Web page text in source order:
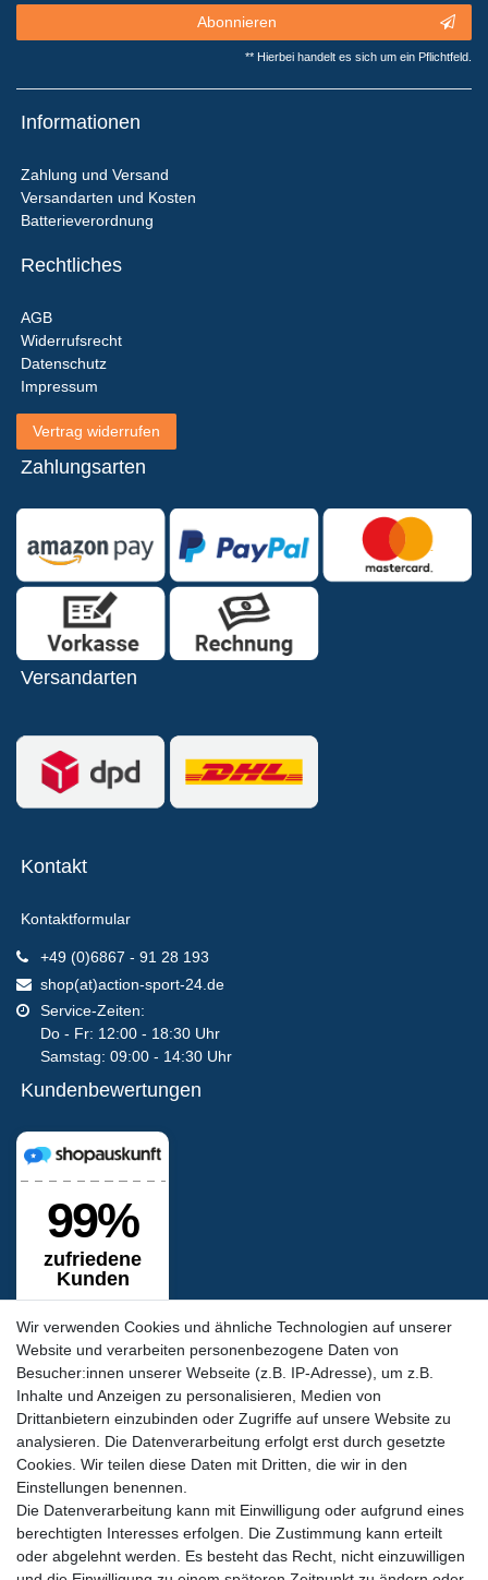
Wir verwenden Cookies und ähnliche Technologien auf unserer
Website und verarbeiten personenbezogene Daten von
Besucher:innen unserer Webseite (z.B. IP-Adresse), um z.B.
Inhalte und Anzeigen zu personalisieren, Medien von
Drittanbietern einzubinden oder Zugriffe auf unsere Website zu
analysieren. Die Datenverarbeitung erfolgt erst durch gesetzte
Cookies. Wir teilen diese Daten mit Dritten, die wir in den
Einstellungen benennen.
Die Datenverarbeitung kann mit Einwilligung oder aufgrund eines
berechtigten Interesses erfolgen. Die Zustimmung kann erteilt
oder abgelehnt werden. Es besteht das Recht, nicht einzuwilligen
Abonnieren
** Hierbei handelt es sich um ein Pflichtfeld.
Informationen
Zahlung und Versand
Versandarten und Kosten
Batterieverordnung
Rechtliches
AGB
Widerrufsrecht
Datenschutz
Impressum
Vertrag widerrufen
Zahlungsarten
Versandarten
Kontakt
Kontaktformular
+49 (0)6867 - 91 28 193
shop(at)action-sport-24.de
Service-Zeiten:
Do - Fr: 12:00 - 18:30 Uhr
Samstag: 09:00 - 14:30 Uhr
Kundenbewertungen
Siegel & Zertifikate